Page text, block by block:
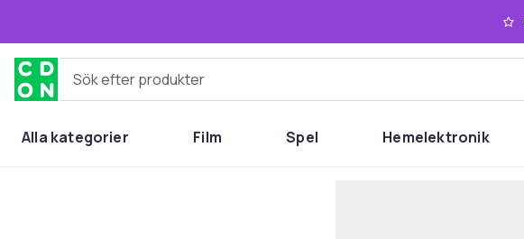
Sök efter produkter
Alla kategorier Film Spel Hemelektronik